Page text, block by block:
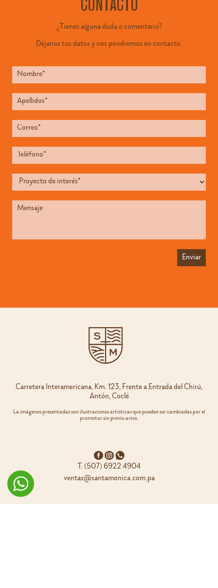
¿Tienes alguna duda o comentario?
Déjanos tus datos y nos pondremos en contacto.
Carretera Interamericana, Km. 123, Frente a Entrada del Chirú,
Antón, Coclé
La imágenes presentadas son ilustraciones artísticas que pueden ser cambiadas por el
promotor sin previo aviso.
T. (507) 6922 4904
ventas@santamonica.com.pa